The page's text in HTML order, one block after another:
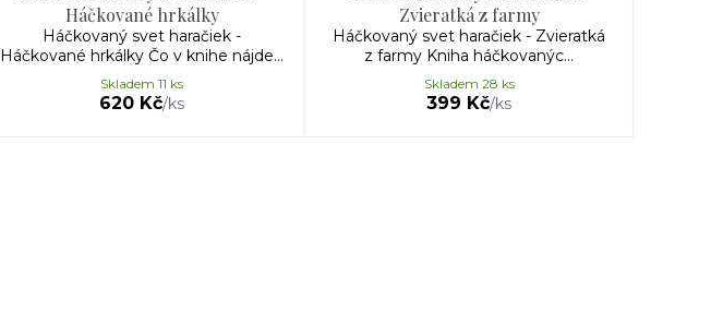
Háčkované hrkálky
Háčkovaný svet haračiek -
Háčkované hrkálky Čo v knihe nájde...
620 Kč/ks
Skladem 11 ks
Zvieratká z farmy
Háčkovaný svet haračiek - Zvieratká
z farmy Kniha háčkovanýc...
399 Kč/ks
Skladem 28 ks